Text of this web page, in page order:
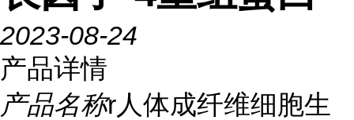
2023-08-24
产品详情
产品名称r人体成纤维细胞生